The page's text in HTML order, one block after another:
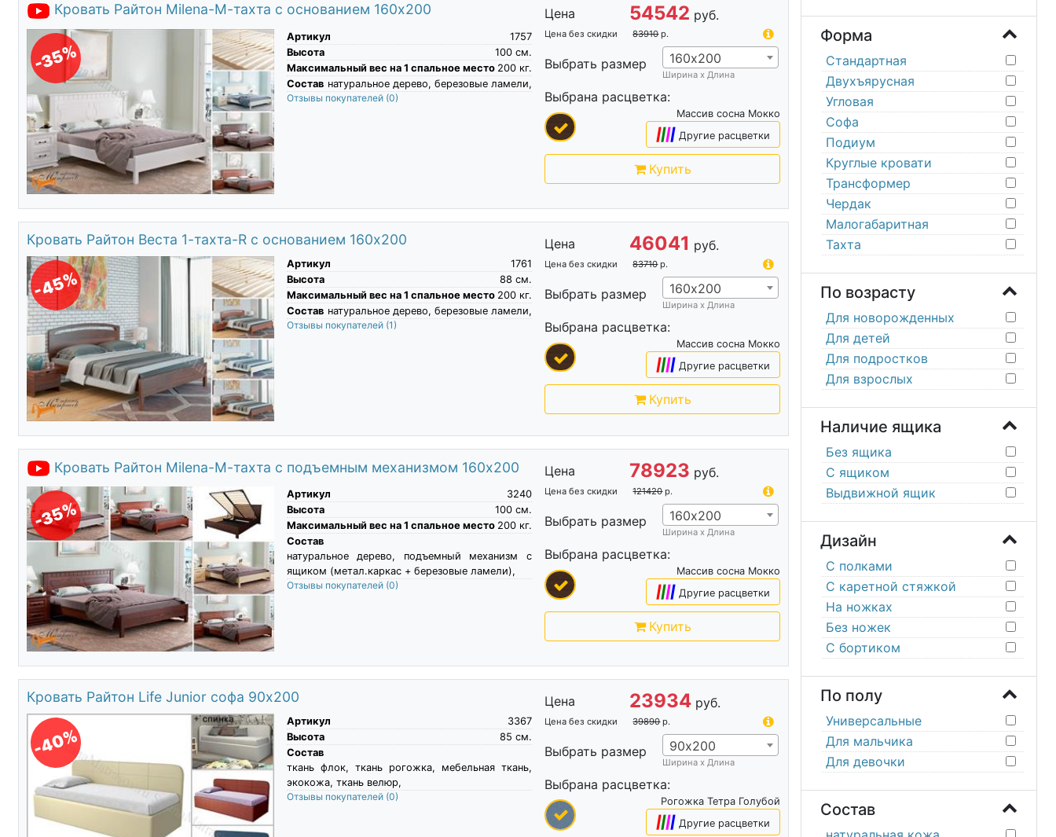
Кровать Райтон Milena-М-тахта с основанием 160х200
-35%
Артикул
1757
Высота
см.
100
Максимальный вес на 1 спальное место
кг.
200
Состав натуральное дерево, березовые ламели,
Отзывы покупателей (0)
Цена 54542 руб.
Цена без скидки 83910 р.
Выбрать размер 160х200
Ширина х Длина
Выбрана расцветка:
Массив сосна Мокко
|||| Другие расцветки
Купить
Кровать Райтон Веста 1-тахта-R с основанием 160х200
-45%
Артикул
1761
Высота
см.
88
Максимальный вес на 1 спальное место
кг.
200
Состав натуральное дерево, березовые ламели,
Отзывы покупателей (1)
Цена 46041 руб.
Цена без скидки 83710 р.
Выбрать размер 160х200
Ширина х Длина
Выбрана расцветка:
Массив сосна Мокко
|||| Другие расцветки
Купить
Кровать Райтон Milena-М-тахта с подъемным механизмом 160х200
-35%
Артикул
3240
Высота
см.
100
Максимальный вес на 1 спальное место
кг.
200
Состав
натуральное дерево, подъемный механизм с
ящиком (метал.каркас + березовые ламели),
Отзывы покупателей (0)
Цена 78923 руб.
Цена без скидки 121420 р.
Выбрать размер 160х200
Ширина х Длина
Выбрана расцветка:
Массив сосна Мокко
|||| Другие расцветки
Купить
Кровать Райтон Life Junior софа 90х200
-40%
Артикул
3367
Высота
см.
85
Состав
ткань флок, ткань рогожка, мебельная ткань,
экокожа, ткань велюр,
Отзывы покупателей (0)
Цена 23934 руб.
Цена без скидки 39890 р.
Выбрать размер 90х200
Ширина х Длина
Выбрана расцветка:
Рогожка Тетра Голубой
|||| Другие расцветки
Форма
Стандартная
Двухъярусная
Угловая
Софа
Подиум
Круглые кровати
Трансформер
Чердак
Малогабаритная
Тахта
По возрасту
Для новорожденных
Для детей
Для подростков
Для взрослых
Наличие ящика
Без ящика
С ящиком
Выдвижной ящик
Дизайн
С полками
С каретной стяжкой
На ножках
Без ножек
С бортиком
По полу
Универсальные
Для мальчика
Для девочки
Состав